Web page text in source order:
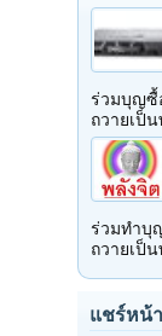
ร่วมบุญซื้
ถวายเป็
ร่วมทำบุ
ถวายเป็
แชร์หน้